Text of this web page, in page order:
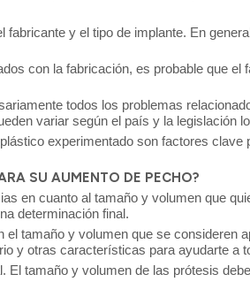
y el tipo de implante. En
con la fabricación, es probable que el
todos los problemas
variar según el país y la legislación
experimentado son factores
SU AUMENTO DE PECHO?
en cuanto al tamaño y volumen que
determinación final.
tamaño y volumen que se consideren
y otras características para ayudarte a
tamaño y volumen de las prótesis